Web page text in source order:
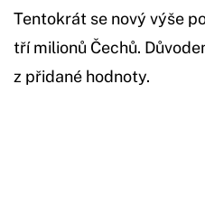
Tentokrát se nový výše
tří milionů Čechů.
z přidané hodnoty.